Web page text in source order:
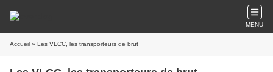
MENU
Accueil » Les VLCC, les transporteurs de brut